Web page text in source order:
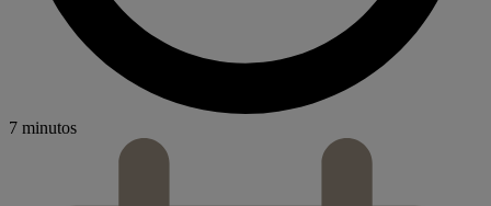
7 minutos